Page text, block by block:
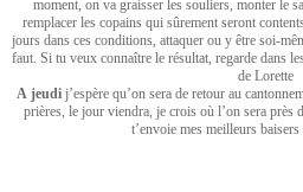
moment, on va graisser les souliers, monter le
remplacer les copains qui sûrement seront
jours dans ces conditions, attaquer ou y être soi-
faut. Si tu veux connaître le résultat, regarde dans
de Lorette
A jeudi j’espère qu’on sera de retour au
prières, le jour viendra, je crois où l’on sera près
t’envoie mes meilleurs